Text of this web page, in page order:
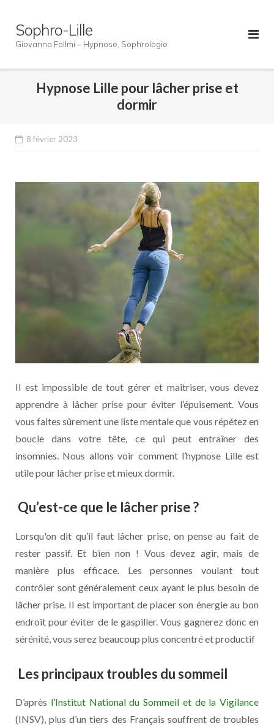
contentSophro-Lille
Giovanna Follmi – Hypnose, Sophrologie
Hypnose Lille pour lâcher prise et
dormir
8 février 2023
Il est impossible de tout gérer et maîtriser, vous devez
apprendre à lâcher prise pour éviter l’épuisement. Vous
vous faites sûrement une liste mentale que vous répétez en
boucle dans votre tête, ce qui peut entraîner des
insomnies. Nous allons voir comment l’hypnose Lille est
utile pour lâcher prise et mieux dormir.
Qu’est-ce que le lâcher prise ?
Lorsqu'on dit qu’il faut lâcher prise, on pense au fait de
rester passif. Et bien non ! Vous devez agir, mais de
manière plus efficace. Les personnes voulant tout
contrôler sont généralement ceux ayant le plus besoin de
lâcher prise. Il est important de placer son énergie au bon
endroit pour éviter de le gaspiller. Vous gagnerez donc en
sérénité, vous serez beaucoup plus concentré et productif
Les principaux troubles du sommeil
D’après l’Institut National du Sommeil et de la Vigilance
(INSV), plus d’un tiers des Français souffrent de troubles